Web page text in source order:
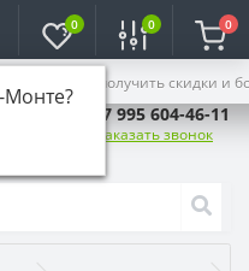
Монте?
чтобы получить скидки и
0 0 0
+7 995 604-46-11
Заказать звонок